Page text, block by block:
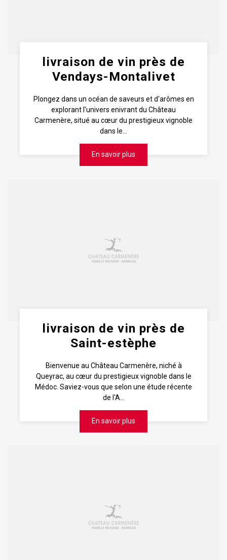
livraison de vin près de
Vendays-Montalivet
Plongez dans un océan de saveurs et d'arômes en
explorant l'univers enivrant du Château
Carmenère, situé au cœur du prestigieux vignoble
dans le...
En savoir plus
livraison de vin près de
Saint-estèphe
Bienvenue au Château Carmenère, niché à
Queyrac, au cœur du prestigieux vignoble dans le
Médoc. Saviez-vous que selon une étude récente
de l'A...
En savoir plus